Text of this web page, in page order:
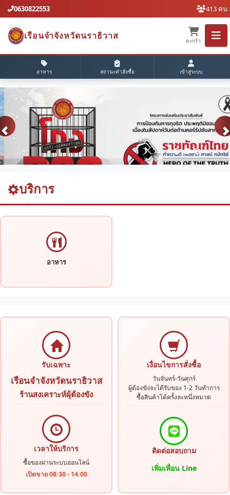
0630822553 413 คน
เรือนจำจังหวัดนราธิวาส
ตะกร้า
อาหาร สถานะคำสั่งซื้อ เข้าสู่ระบบ
บริการ
อาหาร
รับเฉพาะ
เรือนจำจังหวัดนราธิวาส
ร้านสงเคราะห์ผุ้ต้องขัง
เวลาให้บริการ
ซื้อของผ่านระบบออนไลน์
เปิดขาย 08:30 - 14:00
เงื่อนไขการสั่งซื้อ
วันจันทร์-วันศุกร์
ผู้ต้องขังจะได้รับของ 1-2 วันทำการ
ซื้อสินค้าได้ครั้งละหนึ่งหมวด
ติดต่อสอบถาม
เพิ่มเพื่อน Line